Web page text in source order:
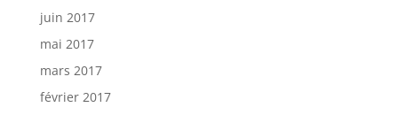
juin 2017
mai 2017
mars 2017
février 2017